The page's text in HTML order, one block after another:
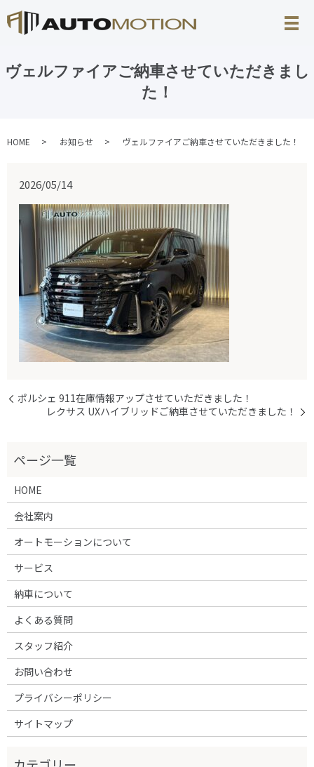
ヴェルファイアご納車させていただきまし
た！
HOME お知らせ ヴェルファイアご納車させていただきました！
2026/05/14
ポルシェ 911在庫情報アップさせていただきました！
レクサス UXハイブリッドご納車させていただきました！
HOME
会社案内
オートモーションについて
サービス
納車について
よくある質問
スタッフ紹介
お問い合わせ
プライバシーポリシー
サイトマップ